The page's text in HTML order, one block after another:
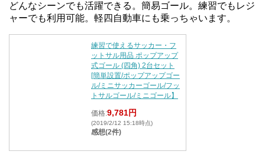
どんなシーンでも活躍できる。簡易ゴール。練習でもレジ
ャーでも利用可能。軽四自動車にも乗っちゃいます。
練習で使えるサッカー・フ
ットサル用品 ポップアップ
式ゴール (四角) 2台セット
[簡単設置/ポップアップゴー
ル/ミニサッカーゴール/フッ
トサルゴール/ミニゴール】
価格:9,781円
(2019/2/12 15:18時点)
感想(2件)